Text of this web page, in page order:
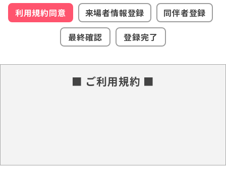
利用規約同意 来場者情報登録
同伴者登録
最終確認
登録完了
■ ご利用規約 ■